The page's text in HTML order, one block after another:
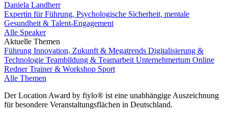
Daniela Landherr
Expertin für Führung, Psychologische Sicherheit, mentale
Gesundheit & Talent-Engagement
Alle Speaker
Aktuelle Themen
Führung Innovation, Zukunft & Megatrends Digitalisierung &
Technologie Teambildung & Teamarbeit Unternehmertum Online
RednerTrainer & Workshop Sport
Alle Themen
Der Location Award by fiylo® ist eine unabhängige Auszeichnung
für besondere Veranstaltungsflächen in Deutschland.